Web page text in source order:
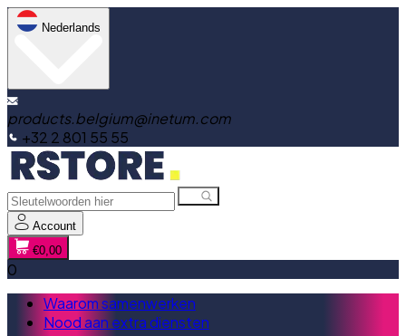
Nederlands
products.belgium@inetum.com
+32 2 801 55 55
Account
€0,00
0
Waarom samenwerken
Nood aan extra diensten